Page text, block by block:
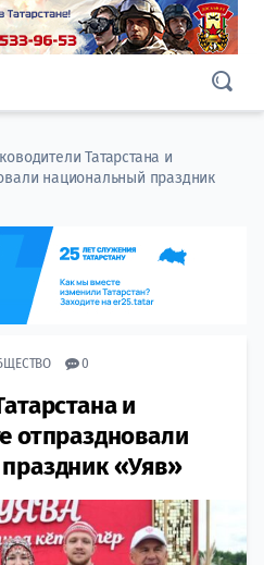
Татарстана и
национальный праздник
0
и
отпраздновали
«Уяв»